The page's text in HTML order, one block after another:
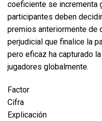
coeficiente se incrementa
participantes deben
premios anteriormente de
perjudicial que finalice la
pero eficaz ha capturado
jugadores globalmente.
Factor
Cifra
Explicación